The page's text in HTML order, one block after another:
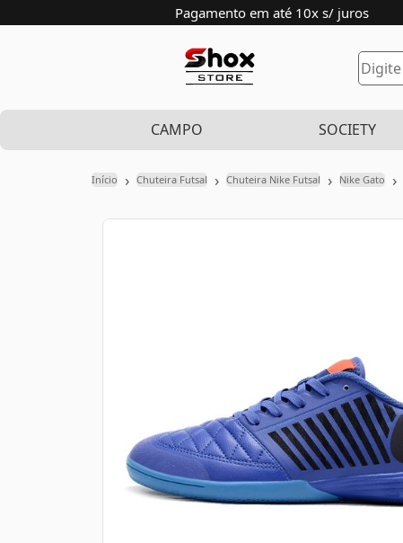
Pagamento em até 10x s/ juros
CAMPO SOCIETY
Início › Chuteira Futsal › Chuteira Nike Futsal › Nike Gato ›